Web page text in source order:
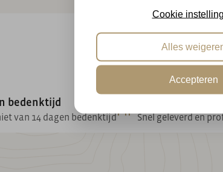
bedenktijd
van 14 dagen bedenktijd
Betrouwbare
Snel geleverd en
Cookie
Alles
Accepteren